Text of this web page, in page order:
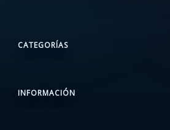
CATEGORÍAS
INFORMACIÓN